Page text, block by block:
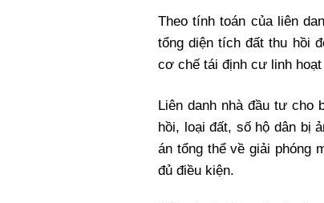
Theo tính toán của liên
tổng diện tích đất thu hồi
cơ chế tái định cư linh
Liên danh nhà đầu tư cho
hồi, loại đất, số hộ dân bị
án tổng thể về giải phóng
đủ điều kiện.